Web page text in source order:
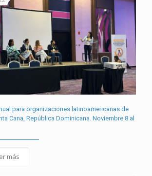
para organizaciones latinoamericanas de
Cana, República Dominicana. Noviembre 8 al
más